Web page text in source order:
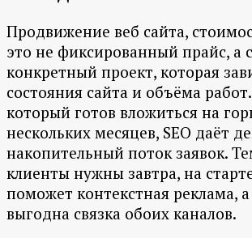
Продвижение веб сайта,
это не фиксированный прайс, а
конкретный проект, которая
состояния сайта и объёма
который готов вложиться на
нескольких месяцев, SEO даёт
накопительный поток заявок.
клиенты нужны завтра, на
поможет контекстная реклама,
выгодна связка обоих каналов.